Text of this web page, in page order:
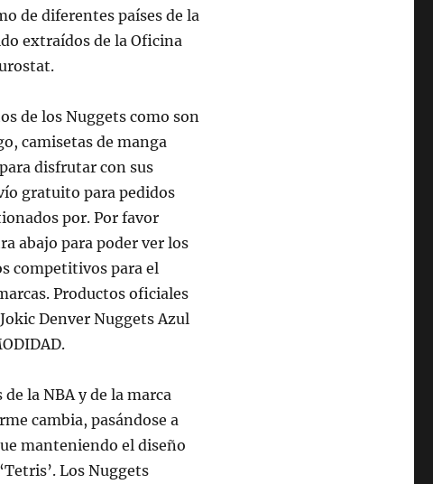
de diferentes países de la
extraídos de la Oficina
de los Nuggets como son
camisetas de manga
disfrutar con sus
gratuito para pedidos
por. Por favor
abajo para poder ver los
competitivos para el
Productos oficiales
Denver Nuggets Azul
la NBA y de la marca
cambia, pasándose a
manteniendo el diseño
Los Nuggets